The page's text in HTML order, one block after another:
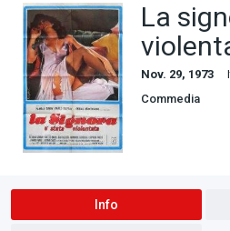
La
Nov. 29, 1973
Commedia
Info